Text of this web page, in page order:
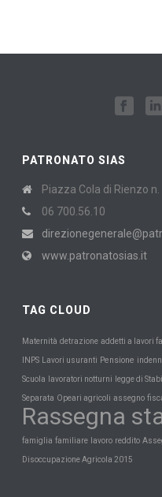
PATRONATO SIAS
Piazza Cola di Rienzo
06 700.56.10
www.patronatosias.it
TAG CLOUD
Maternità detrazione addetti a lavori
INPS Lavori usuranti Pensione
Scuola lavoratori notturni legge di
Separata Opeari agricoli assegno
Rassegna
famiglia familiare lavoro reddito
Disoccupazione Agricola 2015